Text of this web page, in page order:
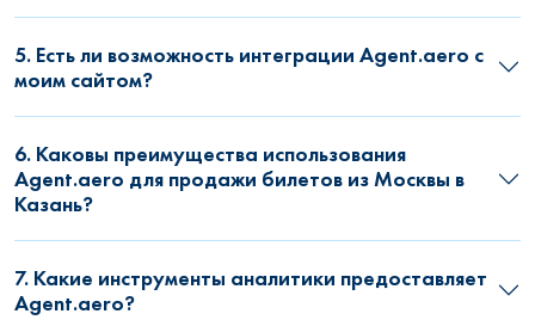
5. Есть ли возможность интеграции Agent.aero с
моим сайтом?
6. Каковы преимущества использования
Agent.aero для продажи билетов из Москвы в
Казань?
7. Какие инструменты аналитики предоставляет
Agent.aero?